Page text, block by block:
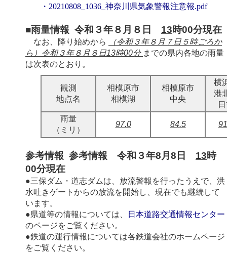
・20210808_1036_神奈川県気象警報注意報.pdf
■雨量情報 令和３年８月８日 13時00分現在
なお、降り始めから
（令和３年８月７日５時ごろか
ら）令和３年８月８日13時00分 までの県内各地の雨量
は次表のとおり。
観測
地点名
相模原市
相模湖
相模原市
中央
横
港
雨量
（ミリ）
97.0 84.5
参考情報 参考情報 令和３年8月8日 13時
00分現在
●三保ダム・道志ダムは、放流警報を行ったうえで、洪
水吐きゲートからの放流を開始し、現在でも継続して
います。
●県道等の情報については、
日本道路交通情報センター
のページをご覧ください。
●鉄道の運行情報については各鉄道会社のホームページ
をご覧ください。